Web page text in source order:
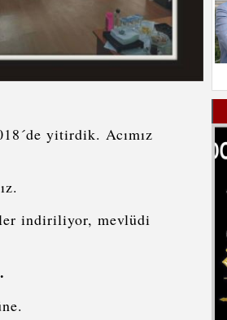
yitirdik. Acımız
indiriliyor, mevlüdi